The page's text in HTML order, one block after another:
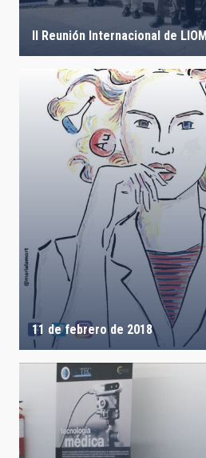
II Reunión Internacional de LIOM
11 de febrero de 2018